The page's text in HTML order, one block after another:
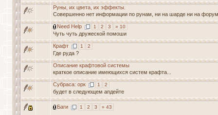
Руны, их цвета, их эффекты.
Совершенно нет информации по рунам, ни на шарде ни на
Need Help 1 2 3 » 10
Чуть чуть дружеской помоши
Крафт 1 2
Где руда ?
Описание крафтовой системы
краткое описание имеющихся систем крафта...
Субраса: орк 1 2
будет в следующем апдейте
Баги 1 2 3 » 43